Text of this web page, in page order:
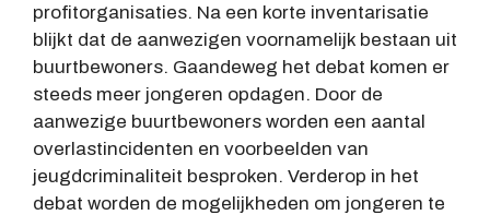
profitorganisaties. Na een korte inventarisatie
blijkt dat de aanwezigen voornamelijk bestaan uit
buurtbewoners. Gaandeweg het debat komen er
steeds meer jongeren opdagen. Door de
aanwezige buurtbewoners worden een aantal
overlastincidenten en voorbeelden van
jeugdcriminaliteit besproken. Verderop in het
debat worden de mogelijkheden om jongeren te